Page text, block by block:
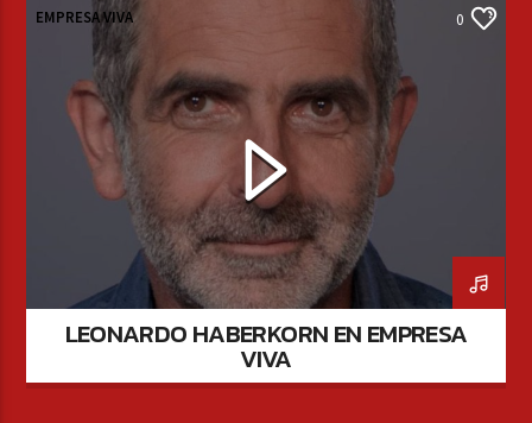
EMPRESA VIVA 0
LEONARDO HABERKORN EN EMPRESA
VIVA